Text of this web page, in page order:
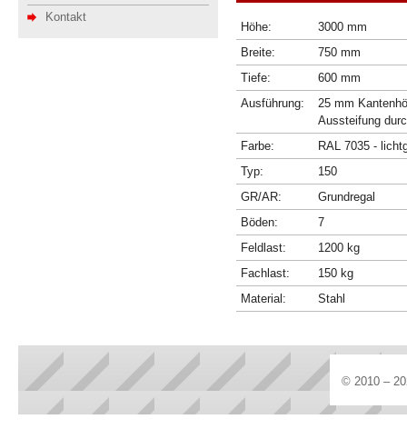
Kontakt
Höhe:
3000 mm
Breite:
750 mm
Tiefe:
600 mm
Ausführung:
25 mm
Aussteifung
Farbe:
RAL 7035 -
Typ:
150
GR/AR:
Grundregal
Böden:
7
Feldlast:
1200 kg
Fachlast:
150 kg
Material:
Stahl
© 2010 –